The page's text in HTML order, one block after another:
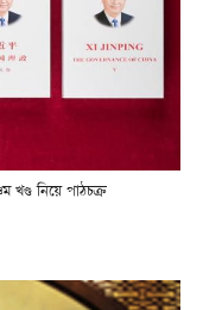
খণ্ড নিয়ে পাঠচক্র